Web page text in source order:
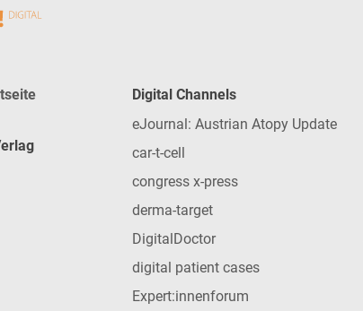
Digital Channels
eJournal: Austrian Atopy Update
car-t-cell
congress x-press
derma-target
DigitalDoctor
digital patient cases
Expert:innenforum